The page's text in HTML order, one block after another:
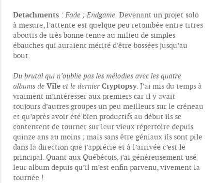
Detachments :Fade ; Endgame. Devenant un projet solo
à mesure, l’attente est quelque peu retombée entre titres
aboutis de très bonne tenue au milieu de simples
ébauches qui auraient mérité d’être bossées jusqu’au
bout.
Du brutal qui n’oublie pas les mélodies avec les quatre
albums de Vile et le dernier Cryptopsy. J’ai mis du temps à
vraiment m’intéresser aux premiers car il y avait
toujours d’autres groupes un peu meilleurs sur le créneau
et qu’après avoir été bien productifs au début ils se
contentent de tourner sur leur vieux répertoire depuis
quinze ans au moins ; mais sans être géniaux ils sont pile
dans la direction que j’apprécie et à l’arrivée c’est le
principal. Quant aux Québécois, j’ai généreusement usé
leur album depuis qu’il m’est enfin parvenu, vivement la
tournée !